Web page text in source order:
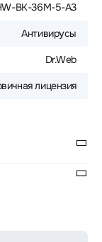
BK-36M-5-A3
Антивирусы
Dr.Web
лицензия